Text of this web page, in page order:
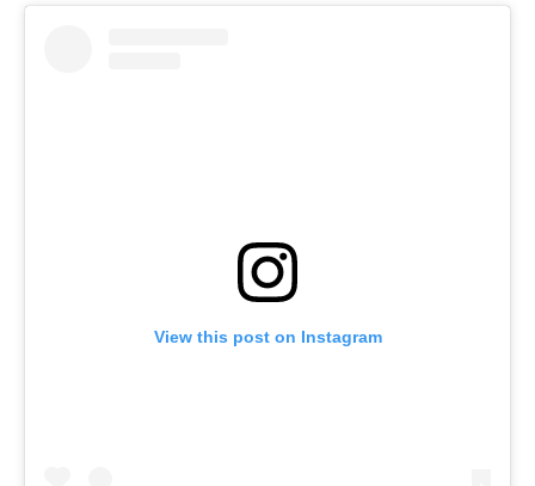
View this post on Instagram